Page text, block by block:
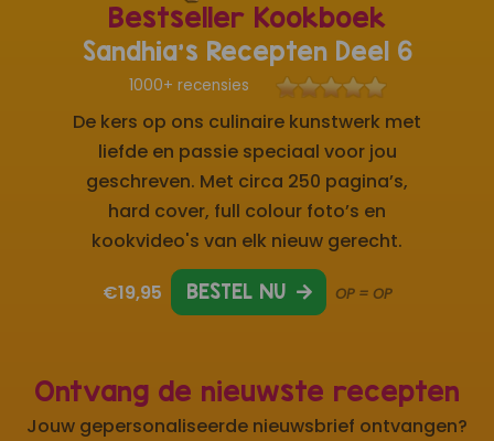
Ontvang de nieuwste recepten
Jouw gepersonaliseerde nieuwsbrief ontvangen?
Bestseller Kookboek
Sandhia's Recepten Deel 6
1000+ recensies
De kers op ons culinaire kunstwerk met
liefde en passie speciaal voor jou
geschreven. Met circa 250 pagina’s,
hard cover, full colour foto’s en
kookvideo's van elk nieuw gerecht.
€19,95 BESTEL NU OP = OP